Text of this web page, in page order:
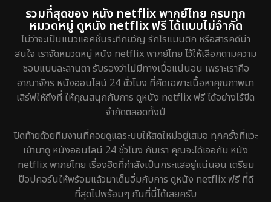
HBO GO 8
HBO Max 1
Heist 5
Historical 25
History ประวัติศาสตร์ 46
Holiday 1
Horror สยองขวัญ 326
รวมที่สุดของ หนัง netflix พากย์ไทย ครบทุก
หมวดหมู่ ดูหนัง netflix ฟรี ได้แบบไม่จำกัด
ไม่ว่าจะเป็นแนวแอคชั่นระทึกขวัญ รักโรแมนติก หรือสารคดีน่า
สนใจ เราจัดหมวดหมู่ หนัง netflix พากย์ไทย ไว้ให้เลือกตามความ
ชอบแบบละลานตา รับรองว่าไม่มีทางเบื่อแน่นอน เพราะเราคือ
อาณาจักร หนังออนไลน์ 24 ชั่วโมง ที่คัดเฉพาะเนื้อหาคุณภาพมา
เสิร์ฟให้ถึงที่ ให้คุณสนุกกับการ ดูหนัง netflix ฟรี ได้อย่างไร้ขีด
จำกัดตลอดทั้งปี
ปิดท้ายด้วยทีมงานที่คอยดูแลระบบให้สดใหม่อยู่เสมอ ทุกครั้งที่แวะ
เข้ามาดู หนังออนไลน์ 24 ชั่วโมง กับเรา คุณจะได้เจอกับ หนัง
netflix พากย์ไทย เรื่องฮิตที่กำลังเป็นกระแสอยู่แน่นอน เตรียม
ป๊อปคอร์นให้พร้อมแล้วมาเต็มอิ่มกับการ ดูหนัง netflix ฟรี ที่ดี
ที่สุดไปพร้อมๆ กันที่นี่ได้เลยครับ